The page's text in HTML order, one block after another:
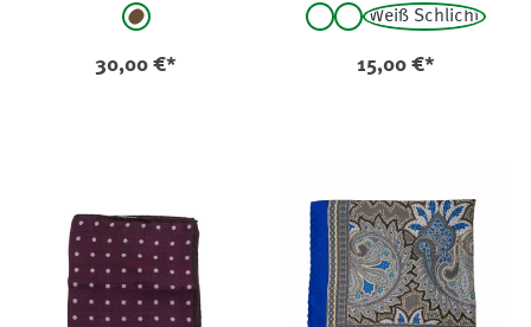
auswählen
braun
30,00 €*
Farbe auswählen
weiß - gestreift
Weiß Strukturiert
Weiß Schlicht
15,00 €*